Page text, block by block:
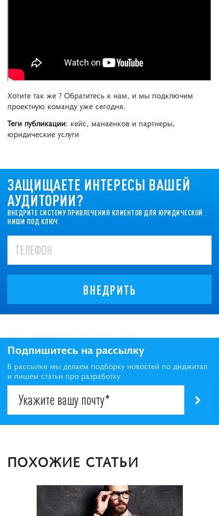
Хотите так же ? Обратитесь к нам, и мы подключим
проектную команду уже сегодня.
Теги публикации: кейс, манаенков и партнеры,
юридические услуги
ЗАЩИЩАЕТЕ ИНТЕРЕСЫ ВАШЕЙ
АУДИТОРИИ?
ВНЕДРИТЕ СИСТЕМУ ПРИВЛЕЧЕНИЯ КЛИЕНТОВ ДЛЯ ЮРИДИЧЕСКОЙ
НИШИ ПОД КЛЮЧ
ВНЕДРИТЬ
Подпишитесь на рассылку
В рассылке мы делаем подборку новостей по диджитал
и пишем статьи про разработку
ПОХОЖИЕ СТАТЬИ